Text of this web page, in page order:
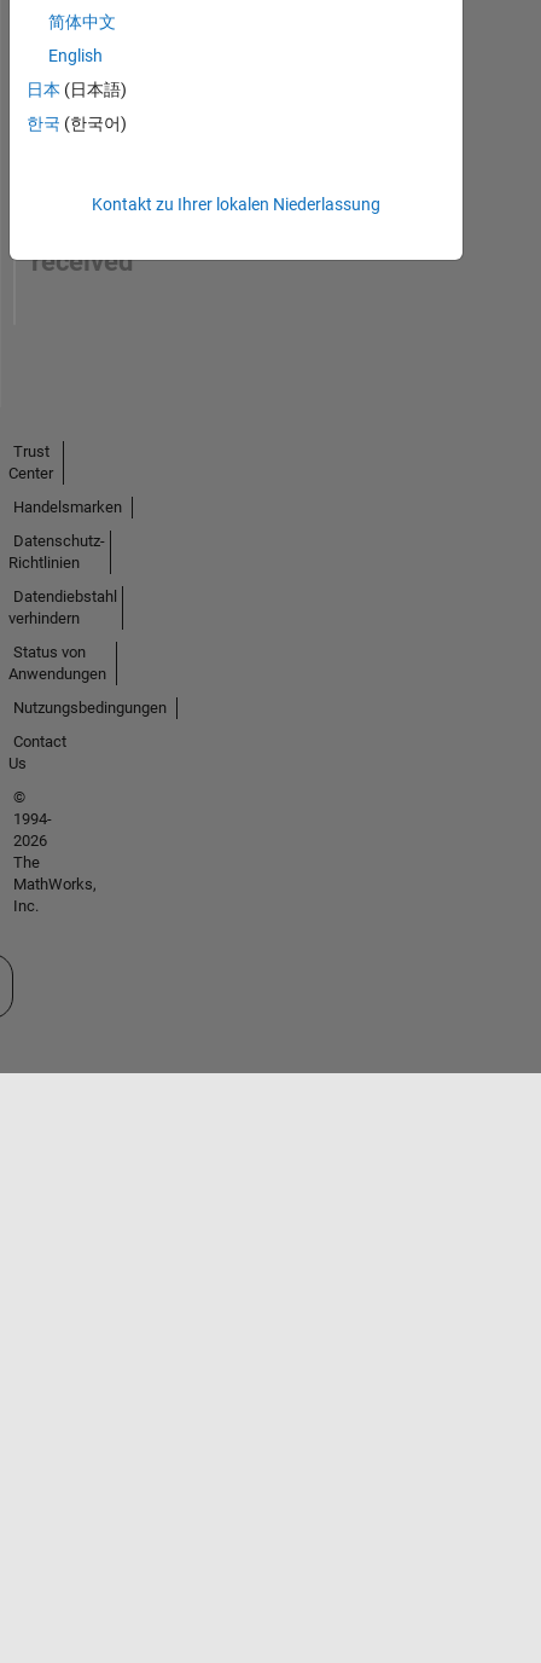
received
简体中文
English
日本 (日本語)
한국 (한국어)
Kontakt zu Ihrer lokalen Niederlassung
Trust
Center
Handelsmarken
Datenschutz-
Richtlinien
Datendiebstahl
verhindern
Status von
Anwendungen
Nutzungsbedingungen
Contact
Us
©
1994-
2026
The
MathWorks,
Inc.